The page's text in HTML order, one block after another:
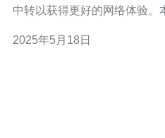
中转以获得更好的网络体验。
VPS服务商时，用户需要考虑
2025年5月18日